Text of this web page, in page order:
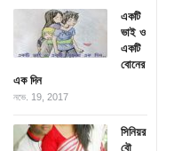
একটি
ভাই ও
একটি
বোনের
এক দিন
নভে. 19, 2017
সিনিয়র
বৌ